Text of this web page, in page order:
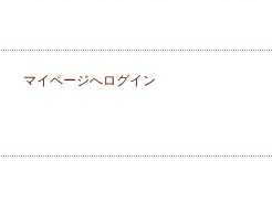
マイページへログイン